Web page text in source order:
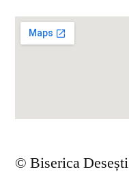
© Biserica Desești